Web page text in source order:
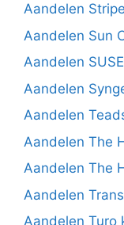
Aandelen
Aandelen Sun
Aandelen
Aandelen
Aandelen
Aandelen The
Aandelen The
Aandelen
Aandelen Turo